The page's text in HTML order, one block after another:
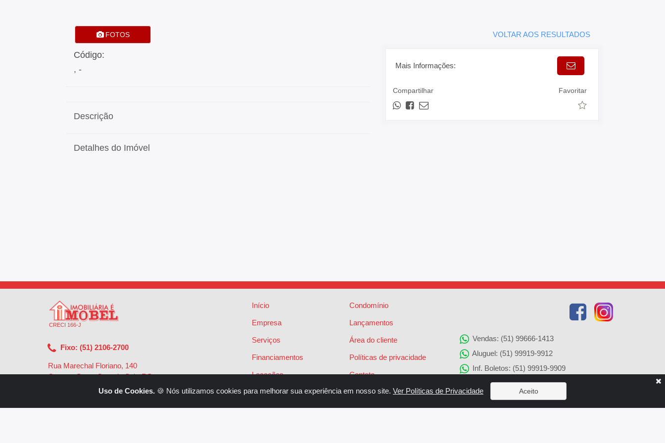
FOTOS VOLTAR AOS RESULTADOS
Código:
, -
Descrição
Detalhes do Imóvel
Mais Informações:
Compartilhar Favoritar
CRECI 166-J
Fixo: (51) 2106-2700
Rua Marechal Floriano, 140
Centro - Santa Cruz do Sul - RS -
Início
Empresa
Serviços
Financiamentos
Locações
Vendas
Condomínio
Lançamentos
Área do cliente
Políticas de privacidade
Contato
Vendas: (51) 99666-1413
Aluguel: (51) 99919-9912
Inf. Boletos: (51) 99919-9909
Agenciamento de Imóveis: (51) 99919-9905
Solicitação de Reparos: (51) 99919-9907
Uso de Cookies. 🍪 Nós utilizamos cookies para melhorar sua experiência em nosso site. Ver Políticas de Privacidade Aceito